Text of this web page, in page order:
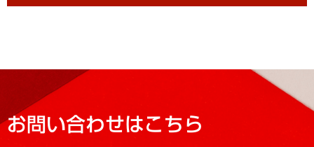
お問い合わせはこちら